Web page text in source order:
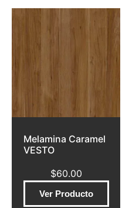
Melamina Caramel
VESTO
$60.00
Ver Producto